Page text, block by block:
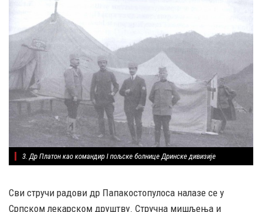
3. Др Платон као командир I пољске болнице Дринске дивизије
Сви стручи радови др Папакостопулоса налазе се у
Српском лекарском друштву. Стручна мишљења и